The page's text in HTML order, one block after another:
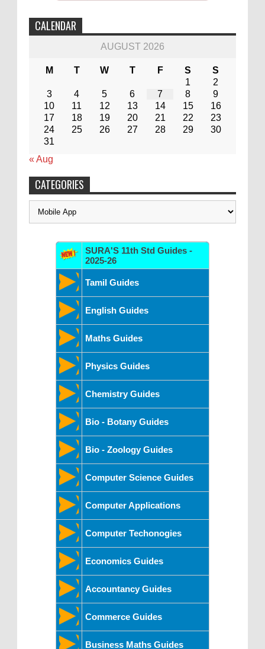
CALENDAR
AUGUST 2026
M T W T F S
S
1
2
3
4 5 6 7 8
9
10
11 12 13 14 15
16
17
18 19 20 21 22
23
24
25 26 27 28 29
30
31
« Aug
CATEGORIES
Categories
SURA'S 11th Std Guides -
2025-26
Tamil Guides
English Guides
Maths Guides
Physics Guides
Chemistry Guides
Bio - Botany Guides
Bio - Zoology Guides
Computer Science Guides
Computer Applications
Computer Techonogies
Economics Guides
Accountancy Guides
Commerce Guides
Business Maths Guides